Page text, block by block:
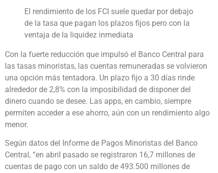
El rendimiento de los FCI suele quedar por debajo
de la tasa que pagan los plazos fijos pero con la
ventaja de la liquidez inmediata
Con la fuerte reducción que impulsó el Banco Central para
las tasas minoristas, las cuentas remuneradas se volvieron
una opción más tentadora. Un plazo fijo a 30 días rinde
alrededor de 2,8% con la imposibilidad de disponer del
dinero cuando se desee. Las apps, en cambio, siempre
permiten acceder a ese ahorro, aún con un rendimiento algo
menor.
Según datos del Informe de Pagos Minoristas del Banco
Central, “en abril pasado se registraron 16,7 millones de
cuentas de pago con un saldo de 493.500 millones de